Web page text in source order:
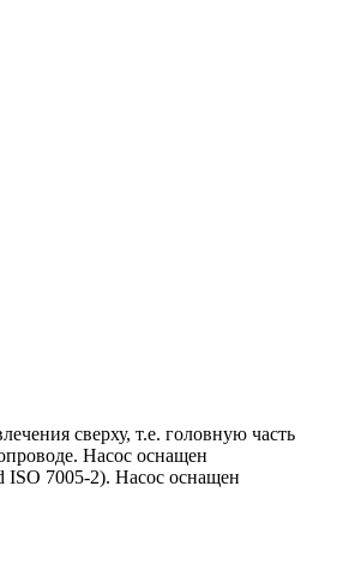
сверху, т.е. головную часть
Насос оснащен
ISO 7005-2). Насос оснащен